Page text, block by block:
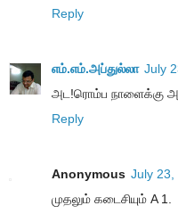
Reply
எம்.எம்.அப்துல்லா July
அட!ரொம்ப நாளைக்கு
Reply
Anonymous July 23,
முதலும் கடைசியும் A 1.